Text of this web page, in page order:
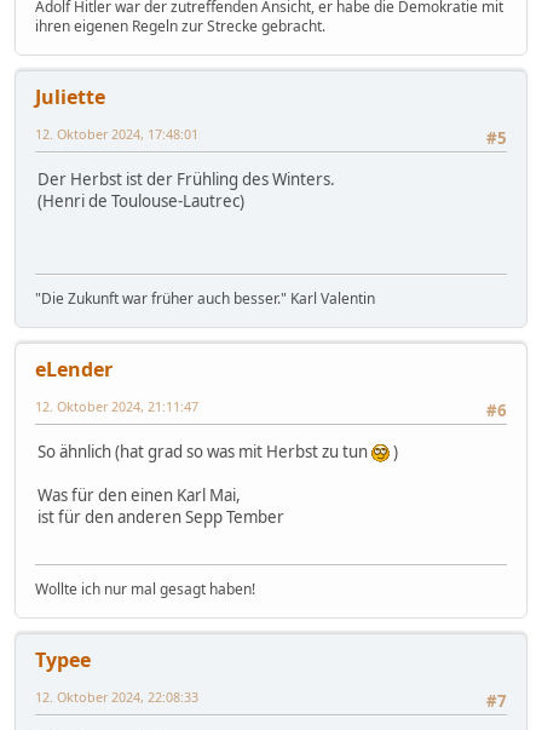
Adolf Hitler war der zutreffenden Ansicht, er habe die Demokratie mit
ihren eigenen Regeln zur Strecke gebracht.
Juliette
#5
12. Oktober 2024, 17:48:01
Der Herbst ist der Frühling des Winters.
(Henri de Toulouse-Lautrec)
"Die Zukunft war früher auch besser." Karl Valentin
eLender
#6
12. Oktober 2024, 21:11:47
So ähnlich (hat grad so was mit Herbst zu tun
)
Was für den einen Karl Mai,
ist für den anderen Sepp Tember
Wollte ich nur mal gesagt haben!
Typee
#7
12. Oktober 2024, 22:08:33